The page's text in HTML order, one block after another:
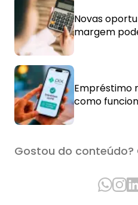
Novas
margem
Empréstimo
como
Gostou do conteúdo?